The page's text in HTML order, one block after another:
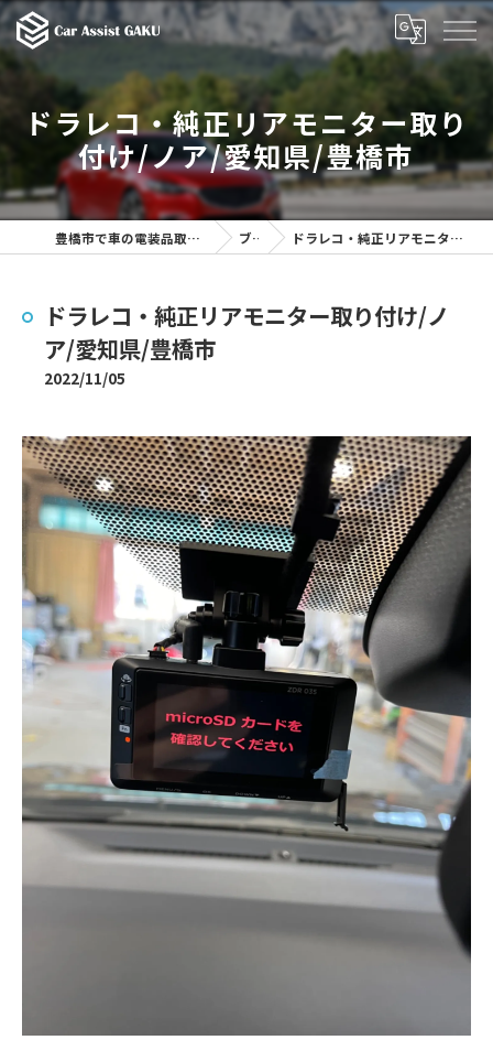
ドラレコ・純正リアモニター取り
付け/ノア/愛知県/豊橋市
豊橋市で車の電装品取付を行うCar Assist GAKU ブログ ドラレコ・純正リアモニター取り付け/ノア/愛知県/豊橋市
ドラレコ・純正リアモニター取り付け/ノ
ア/愛知県/豊橋市
2022/11/05